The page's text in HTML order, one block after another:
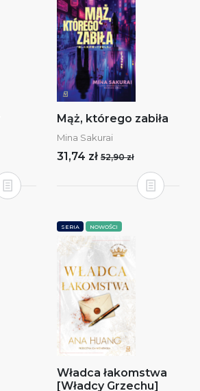
Mąż, którego zabiła
Mina Sakurai
31,74 zł 52,90 zł
SERIA NOWOŚCI
Władca łakomstwa
[Władcy Grzechu]